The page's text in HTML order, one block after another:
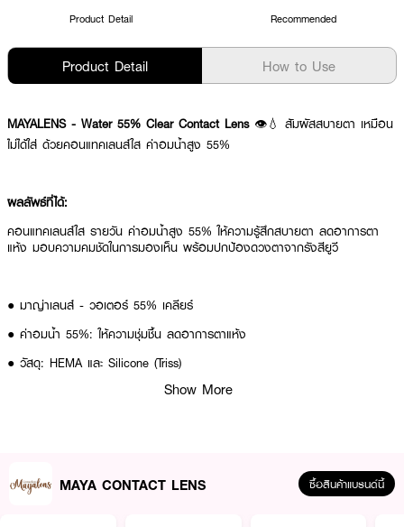
Product Detail Recommended
Product Detail How to Use
MAYALENS - Water 55% Clear Contact Lens👁️💧 สัมผัสสบายตา เหมือน
ไม่ได้ใส่ ด้วยคอนแทคเลนส์ใส ค่าอมน้ำสูง 55%
ผลลัพธ์ที่ได้:
คอนแทคเลนส์ใส รายวัน ค่าอมน้ำสูง 55% ให้ความรู้สึกสบายตา ลดอาการตา
แห้ง มอบความคมชัดในการมองเห็น พร้อมปกป้องดวงตาจากรังสียูวี
● มาญ่าเลนส์ - วอเตอร์ 55% เคลียร์
● ค่าอมน้ำ 55%: ให้ความชุ่มชื้น ลดอาการตาแห้ง
● วัสดุ: HEMA และ Silicone (Triss)
● ปกป้องดวงตา: จากรังสียูวี UVA และ UVB
● ปราศจากเชื้อด้วยไอน้ำ
Show More
MAYA CONTACT LENS ซื้อสินค้าแบรนด์นี้